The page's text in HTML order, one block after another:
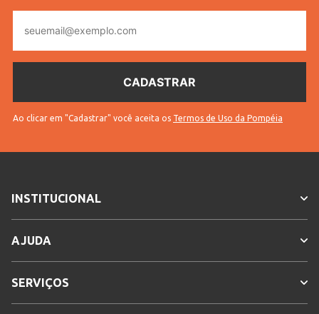
Cores
mail
Ao clicar em "Cadastrar" você aceita os Termos de Uso da Pompéia
INSTITUCIONAL
AJUDA
SERVIÇOS